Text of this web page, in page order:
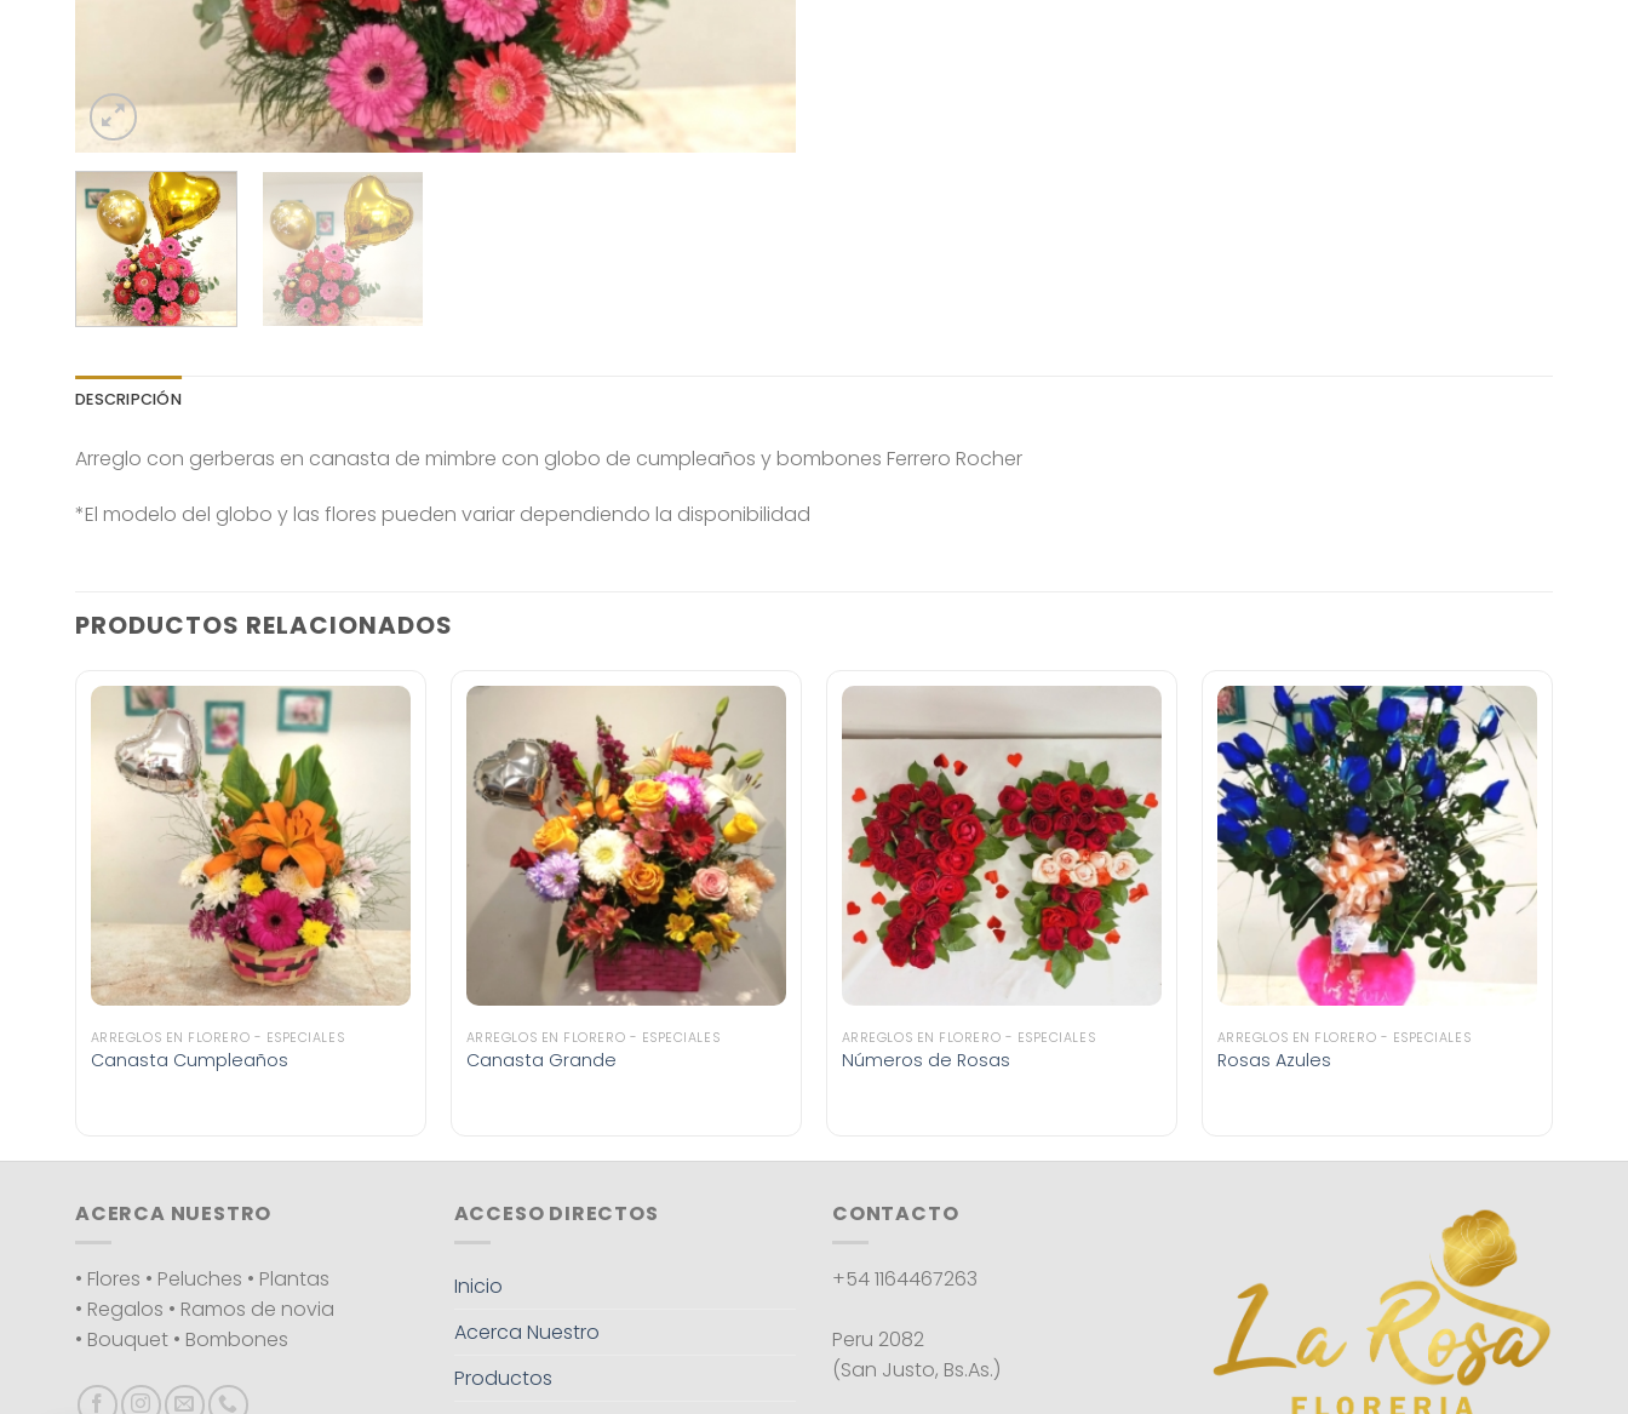
DESCRIPCIÓN
Arreglo con gerberas en canasta de mimbre con globo de cumpleaños y bombones Ferrero Rocher
*El modelo del globo y las flores pueden variar dependiendo la disponibilidad
PRODUCTOS RELACIONADOS
ARREGLOS EN FLORERO - ESPECIALES
Canasta Cumpleaños
ARREGLOS EN FLORERO - ESPECIALES
Canasta Grande
ARREGLOS EN FLORERO - ESPECIALES
Números de Rosas
ARREGLOS EN FLORERO - ESPECIALES
Rosas Azules
ACERCA NUESTRO
• Flores • Peluches • Plantas
• Regalos • Ramos de novia
• Bouquet • Bombones
ACCESO DIRECTOS
Inicio
Acerca Nuestro
Productos
CONTACTO
+54 1164467263
Peru 2082
(San Justo, Bs.As.)